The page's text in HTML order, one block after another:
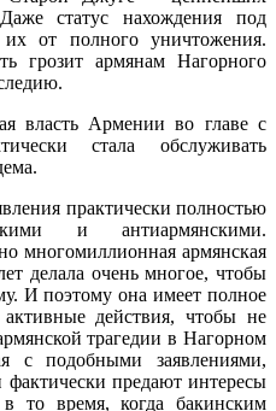
статус нахождения под
от полного уничтожения.
грозит армянам Нагорного
власть Армении во главе с
стала обслуживать
практически полностью
и антиармянскими.
многомиллионная армянская
делала очень многое, чтобы
И поэтому она имеет полное
действия, чтобы не
трагедии в Нагорном
с подобными заявлениями,
предают интересы
то время, когда бакинским